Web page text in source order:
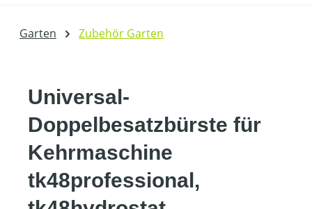
Garten Zubehör Garten
Universal-
Doppelbesatzbürste für
Kehrmaschine
tk48professional,